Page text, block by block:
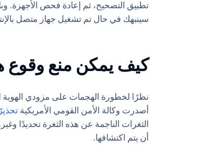
تطبيق التصحيح، ثم إعادة فحص الأجهزة.
سينبهك في حال تم تشغيل جهاز متصل
كيف يمكن منع وقوع
نظرًا لخطورة الهجمات على مزودي الهوية
أصدرت وكالة الأمن القومي الأمريكية تحذيرًا
الثغرات الناجمة عن هذه الثغرة تحديدًا
أن يتم اكتشافها.